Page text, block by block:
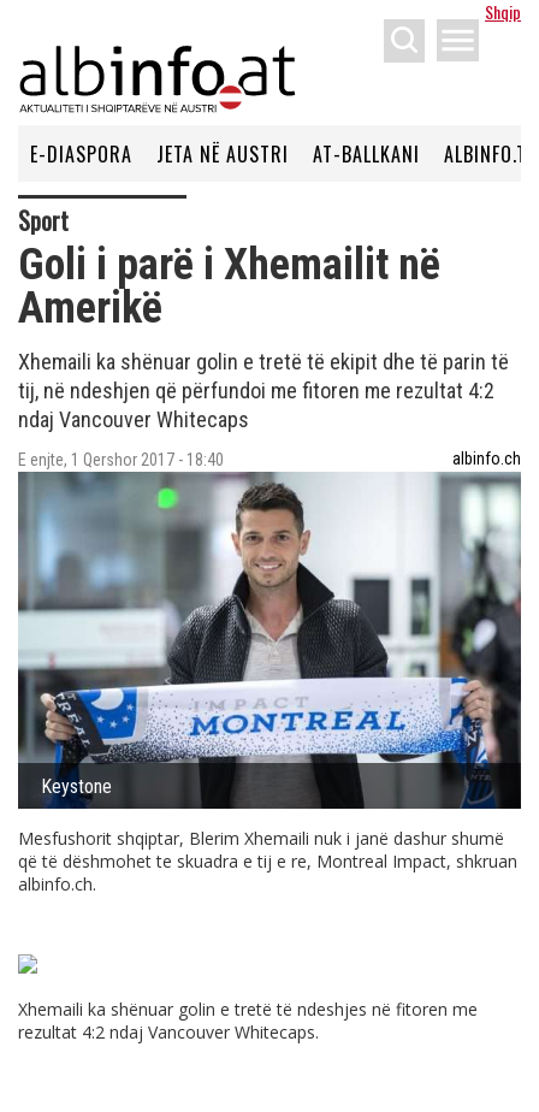
Shqip
menu
E-DIASPORA JETA NË AUSTRI AT-BALLKANI ALBINFO.TV
Sport
Goli i parë i Xhemailit në
Amerikë
Xhemaili ka shënuar golin e tretë të ekipit dhe të parin të
tij, në ndeshjen që përfundoi me fitoren me rezultat 4:2
ndaj Vancouver Whitecaps
E enjte, 1 Qershor 2017 - 18:40 albinfo.ch
Keystone
Mesfushorit shqiptar, Blerim Xhemaili nuk i janë dashur shumë
që të dëshmohet te skuadra e tij e re, Montreal Impact, shkruan
albinfo.ch.
Xhemaili ka shënuar golin e tretë të ndeshjes në fitoren me
rezultat 4:2 ndaj Vancouver Whitecaps.